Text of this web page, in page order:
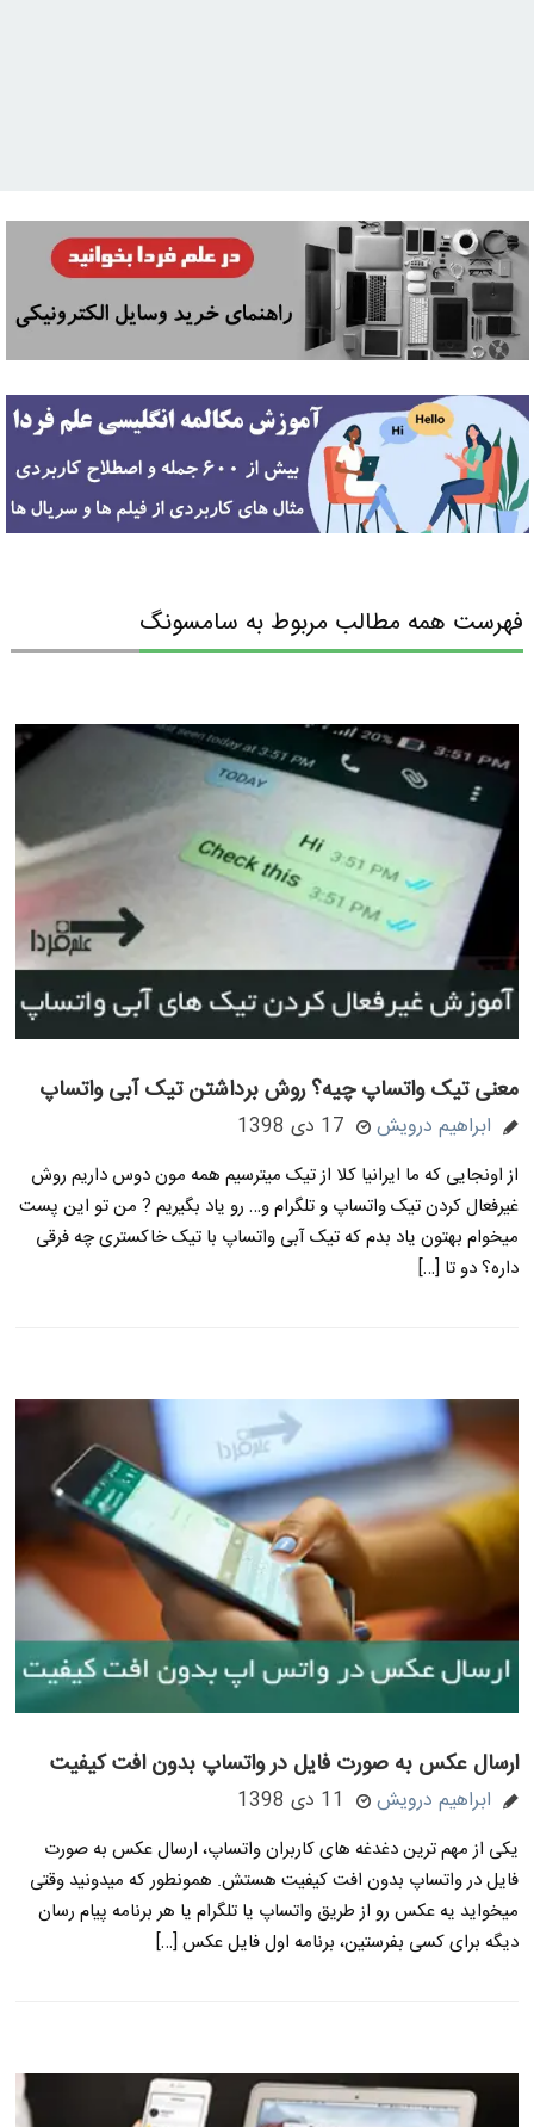
فهرست همه مطالب مربوط به سامسونگ
معنی تیک واتساپ چیه؟ روش برداشتن تیک آبی واتساپ
ابراهیم درویش 17 دی 1398
از اونجایی که ما ایرانیا کلا از تیک میترسیم همه مون دوس داریم روش
غیرفعال کردن تیک واتساپ و تلگرام و… رو یاد بگیریم ? من تو این پست
میخوام بهتون یاد بدم که تیک آبی واتساپ با تیک خاکستری چه فرقی
داره؟ دو تا […]
ارسال عکس به صورت فایل در واتساپ بدون افت کیفیت
ابراهیم درویش 11 دی 1398
یکی از مهم ترین دغدغه های کاربران واتساپ، ارسال عکس به صورت
فایل در واتساپ بدون افت کیفیت هستش. همونطور که میدونید وقتی
میخواید یه عکس رو از طریق واتساپ یا تلگرام یا هر برنامه پیام رسان
دیگه برای کسی بفرستین، برنامه اول فایل عکس […]